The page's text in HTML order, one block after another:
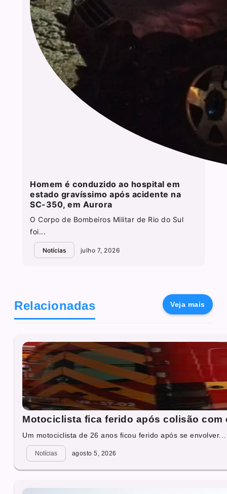
Homem é conduzido ao hospital em
estado gravíssimo após acidente na
SC-350, em Aurora
O Corpo de Bombeiros Militar de Rio do Sul
foi...
Notícias julho 7, 2026
Relacionadas Veja mais
Motociclista fica ferido após colisão
Um motociclista de 26 anos ficou ferido após se envolver...
Notícias agosto 5, 2026